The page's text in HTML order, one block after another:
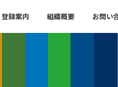
登録案内 組織概要 お問い